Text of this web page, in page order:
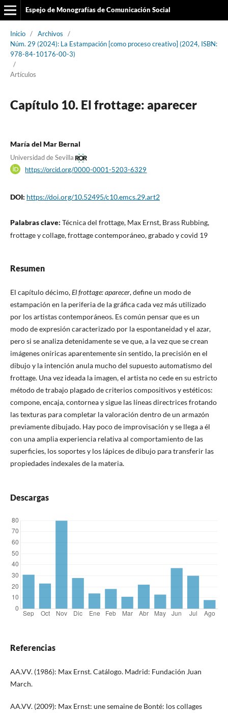
Espejo de Monografías de Comunicación Social
Inicio / Archivos
/
Núm. 29 (2024): La Estampación [como proceso creativo] (2024, ISBN:
978-84-10176-00-3)
/
Artículos
Capítulo 10. El frottage: aparecer
María del Mar Bernal
Universidad de Sevilla
https://orcid.org/0000-0001-5203-6329
DOI: https://doi.org/10.52495/c10.emcs.29.art2
Palabras clave: Técnica del frottage, Max Ernst, Brass Rubbing,
frottage y collage, frottage contemporáneo, grabado y covid 19
Resumen
El capítulo décimo,El frottage: aparecer, define un modo de
estampación en la periferia de la gráfica cada vez más utilizado
por los artistas contemporáneos. Es común pensar que es un
modo de expresión caracterizado por la espontaneidad y el azar,
pero si se analiza detenidamente se ve que, a la vez que se crean
imágenes oníricas aparentemente sin sentido, la precisión en el
dibujo y la intención anula mucho del supuesto automatismo del
frottage. Una vez ideada la imagen, el artista no cede en su estricto
método de trabajo plagado de criterios compositivos y estéticos:
compone, encaja, contornea y sigue las líneas directrices frotando
las texturas para completar la valoración dentro de un armazón
previamente dibujado. Hay poco de improvisación y se llega a él
con una amplia experiencia relativa al comportamiento de las
superficies, los soportes y los lápices de dibujo para transferir las
propiedades indexales de la materia.
Descargas
Referencias
AA.VV. (1986): Max Ernst. Catálogo. Madrid: Fundación Juan
March.
AA.VV. (2009): Max Ernst: une semaine de Bonté: los collages